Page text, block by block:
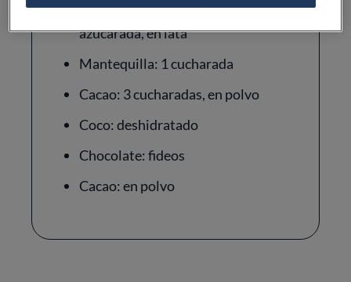
azucarada, en lata
Mantequilla: 1 cucharada
Cacao: 3 cucharadas, en polvo
Coco: deshidratado
Chocolate: fideos
Cacao: en polvo